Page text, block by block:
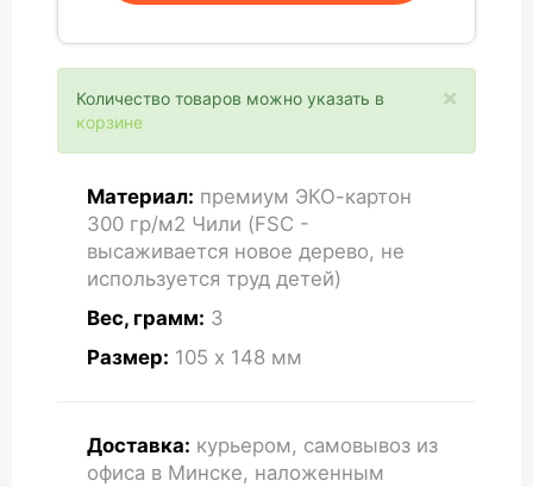
×
Количество товаров можно указать в
корзине
Материал: премиум ЭКО-картон
300 гр/м2 Чили (FSC -
высаживается новое дерево, не
используется труд детей)
Вес, грамм: 3
Размер: 105 x 148 мм
Доставка: курьером, самовывоз из
офиса в Минске, наложенным